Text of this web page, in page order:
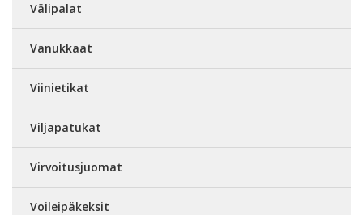
Välipalat
Vanukkaat
Viinietikat
Viljapatukat
Virvoitusjuomat
Voileipäkeksit